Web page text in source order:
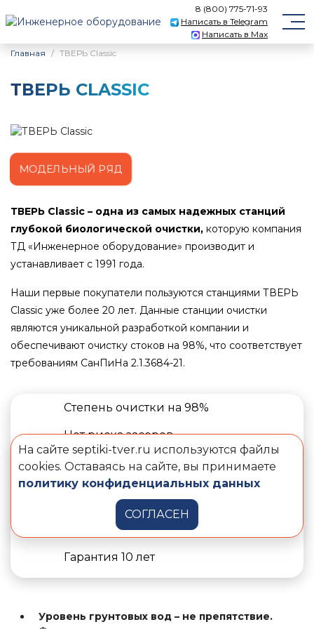
8 (800) 775-71-93
Написать в Telegram
Написать в Max
Главная
ТВЕРЬ Classic
ТВЕРЬ CLASSIC
МОДЕЛЬНЫЙ РЯД
ТВЕРЬ Classic – одна из самых надежных станций
глубокой биологической очистки, которую компания
ТД «Инженерное оборудование» производит и
устанавливает с 1991 года.
Наши первые покупатели пользуются станциями ТВЕРЬ
Classic уже более 20 лет. Данные станции очистки
являются уникальной разработкой компании и
обеспечивают очистку стоков на 98%, что соответствует
требованиям СанПиНа 2.1.3684-21.
Степень очистки на 98%
Нет риска засоров
Самое редкое обслуживание
Высокий залповый сброс
Устойчивая работа при перебоях с
электричеством
Гарантия 10 лет
Уровень грунтовых вод – не препятствие.
На сайте septiki-tver.ru используются файлы
cookies. Оставаясь на сайте, вы принимаете
политику конфиденциальных данных
СОГЛАСЕН